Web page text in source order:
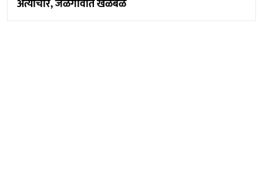
अत्याचार, जळगावात खळबळ